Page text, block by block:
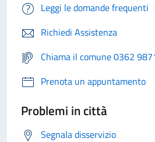
Leggi le domande frequenti
Richiedi Assistenza
Chiama il comune 0362
Prenota un appuntamento
Problemi in città
Segnala disservizio